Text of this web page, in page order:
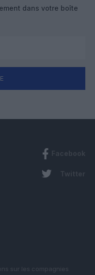
dans votre boîte